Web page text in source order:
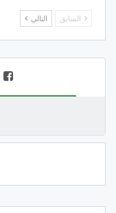
السابق التالي